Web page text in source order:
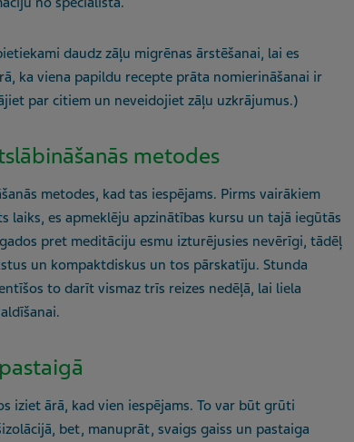
daudz zāļu migrēnas ārstēšanai, lai es
ka viena papildu recepte prāta nomierināšanai ir
par citiem un neveidojiet zāļu uzkrājumus.)
metodes
metodes, kad tas iespējams. Pirms vairākiem
laiks, es apmeklēju apzinātības kursu un tajā iegūtās
pret meditāciju esmu izturējusies nevērīgi, tādēļ
un kompaktdiskus un tos pārskatīju. Stunda
to darīt vismaz trīs reizes nedēļā, lai liela
iziet ārā, kad vien iespējams. To var būt grūti
bet, manuprāt, svaigs gaiss un pastaiga